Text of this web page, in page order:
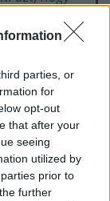
parties, or
for
opt-out
that after your
seeing
utilized by
prior to
further
Ezután
színtartó.
az
és
kínál